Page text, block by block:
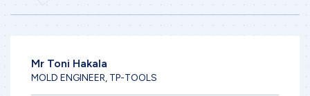
Mr Toni Hakala
MOLD ENGINEER, TP-TOOLS